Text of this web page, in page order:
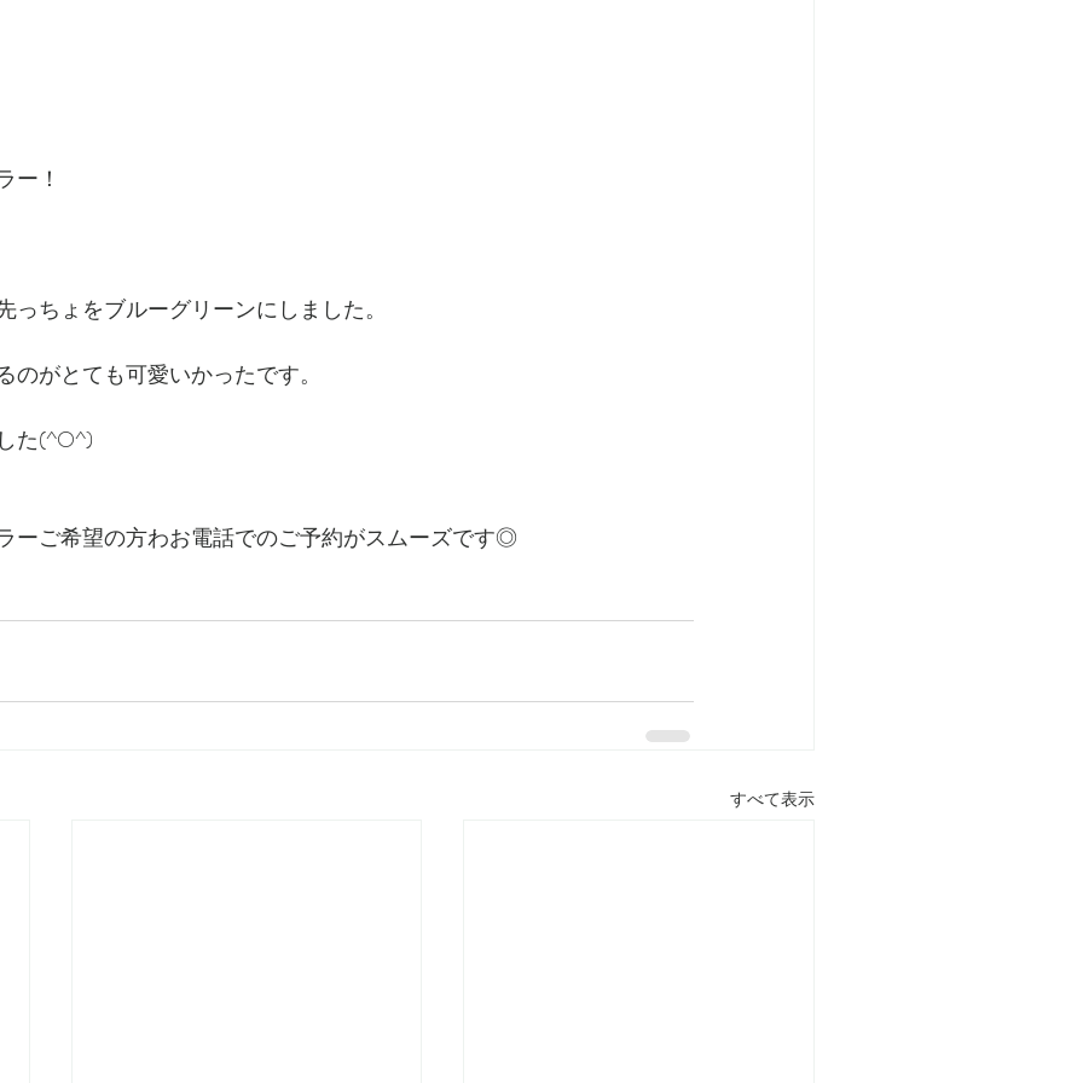
ー！
っちょをブルーグリーンにしました。
のがとても可愛いかったです。
た(^O^)
ーご希望の方わお電話でのご予約がスムーズです◎
すべて表示